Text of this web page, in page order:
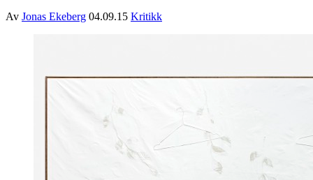
Av Jonas Ekeberg 04.09.15 Kritikk